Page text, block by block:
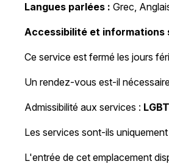
Langues parlées : Grec,
Accessibilité et informations
Ce service est fermé les jours
Un rendez-vous est-il
Admissibilité aux services :
Les services sont-ils
L'entrée de cet emplacement